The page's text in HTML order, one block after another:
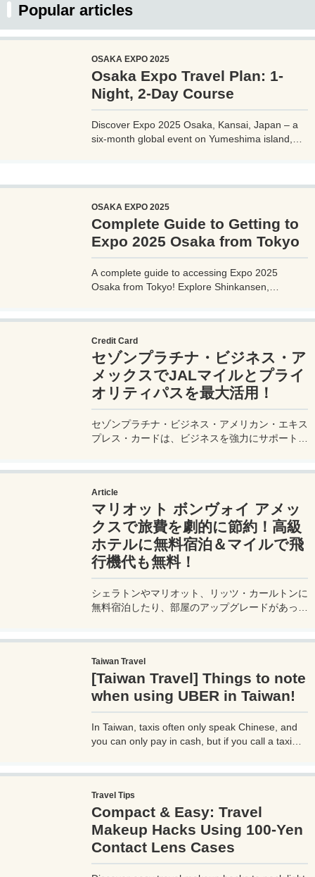
Popular articles
OSAKA EXPO 2025
Osaka Expo Travel Plan: 1-
Night, 2-Day Course
Discover Expo 2025 Osaka, Kansai, Japan – a
six-month global event on Yumeshima island,
OSAKA EXPO 2025
Complete Guide to Getting to
Expo 2025 Osaka from Tokyo
A complete guide to accessing Expo 2025
Osaka from Tokyo! Explore Shinkansen,
Credit Card
セゾンプラチナ・ビジネス・ア
メックスでJALマイルとプライ
オリティパスを最大活用！
セゾンプラチナ・ビジネス・アメリカン・エキス
プレス・カードは、ビジネスを強力にサポートす
最適です。初年度の年会費無料も魅力。ステータ
スと実用性を兼ね備えたビジネスカードで、あな
たのビジネスをワンランクアップさせませんか？
Article
マリオット ボンヴォイ アメッ
クスで旅費を劇的に節約！高級
ホテルに無料宿泊＆マイルで飛
行機代も無料！
シェラトンやマリオット、リッツ・カールトンに
無料宿泊したり、部屋のアップグレードがあった
カード 」の魅力とメリット、デメリットを交え
詳しく紹介していきたい。
Taiwan Travel
[Taiwan Travel] Things to note
when using UBER in Taiwan!
In Taiwan, taxis often only speak Chinese, and
you can only pay in cash, but if you call a taxi
when using UBER, as if you are not careful, you
may be hit with an unexpectedly high bill.
Travel Tips
Compact & Easy: Travel
Makeup Hacks Using 100-Yen
Contact Lens Cases